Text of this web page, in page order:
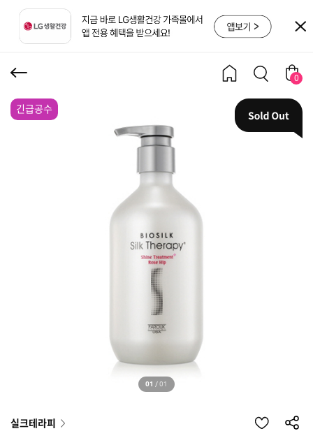
0
샤인 볼륨 리프트 트리트
먼트 로즈힙 500ml
긴급공수
01 /01
실크테라피